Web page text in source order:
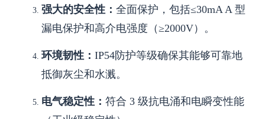
强大的安全性： 全面保护，包括≤30mA A 型
漏电保护和高介电强度（≥2000V）。
环境韧性： IP54防护等级确保其能够可靠地
抵御灰尘和水溅。
电气稳定性： 符合 3 级抗电涌和电瞬变性能